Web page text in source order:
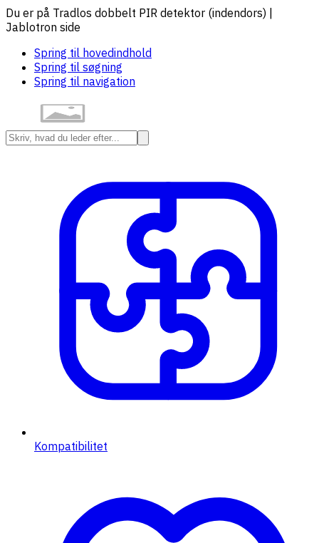
Du er på Tradlos dobbelt PIR detektor (indendors) |
Jablotron side
Spring til hovedindhold
Spring til søgning
Spring til navigation
Kompatibilitet